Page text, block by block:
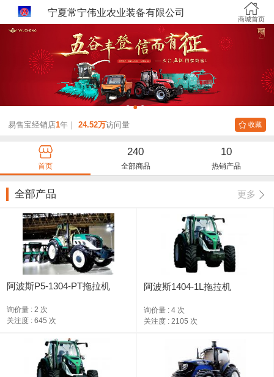
宁夏常宁伟业农业装备有限公司
商城首页
易售宝经销店1年｜24.52万访问量 收藏
首页
240
全部商品
10
热销产品
全部产品 更多
阿波斯P5-1304-PT拖拉机
询价量 : 2 次
关注度 : 645 次
阿波斯1404-1L拖拉机
询价量 : 4 次
关注度 : 2105 次